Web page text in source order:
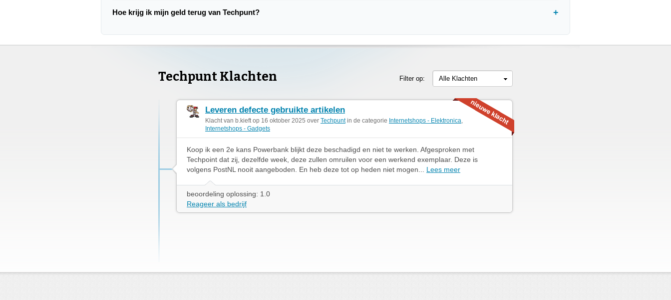
Hoe krijg ik mijn geld terug van Techpunt?
Techpunt Klachten Filter op: Alle Klachten
Leveren defecte gebruikte artikelen
Klacht van b.kieft op 16 oktober 2025 over Techpuntin de categorie Internetshops - Elektronica,
Internetshops - Gadgets
Koop ik een 2e kans Powerbank blijkt deze beschadigd en niet te werken. Afgesproken met
Techpoint dat zij, dezelfde week, deze zullen omruilen voor een werkend exemplaar. Deze is
volgens PostNL nooit aangeboden. En heb deze tot op heden niet mogen... Lees meer
beoordeling oplossing: 1.0
Reageer als bedrijf